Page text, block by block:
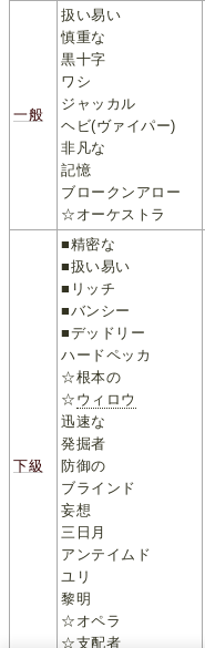
一般
扱い易い
慎重な
黒十字
ワシ
ジャッカル
ヘビ(ヴァイパー)
非凡な
記憶
ブロークンアロー
☆オーケストラ
下級
■精密な
■扱い易い
■リッチ
■バンシー
■デッドリー
ハードペッカ
☆根本の
☆ ウィロウ
迅速な
発掘者
防御の
ブラインド
妄想
三日月
アンテイムド
ユリ
黎明
☆オペラ
☆支配者